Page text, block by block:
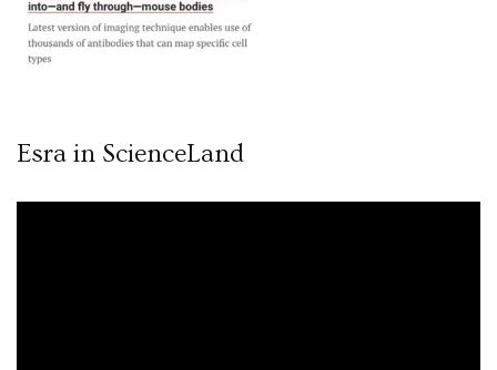
Esra in ScienceLand